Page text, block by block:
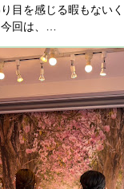
目を感じる暇もない
回は、…